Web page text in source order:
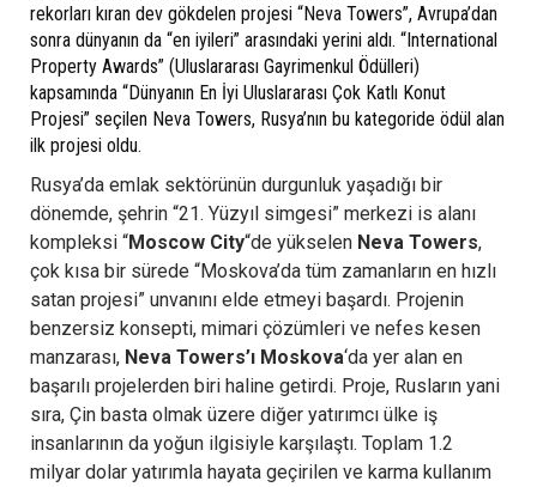
rekorları kıran dev gökdelen projesi “Neva Towers”, Avrupa’dan
sonra dünyanın da “en iyileri” arasındaki yerini aldı. “International
Property Awards” (Uluslararası Gayrimenkul Ödülleri)
kapsamında “Dünyanın En İyi Uluslararası Çok Katlı Konut
Projesi” seçilen Neva Towers, Rusya’nın bu kategoride ödül alan
ilk projesi oldu.
Rusya’da emlak sektörünün durgunluk yaşadığı bir
dönemde, şehrin “21. Yüzyıl simgesi” merkezi is alanı
kompleksi “Moscow City“de yükselen Neva Towers,
çok kısa bir sürede “Moskova’da tüm zamanların en hızlı
satan projesi” unvanını elde etmeyi başardı. Projenin
benzersiz konsepti, mimari çözümleri ve nefes kesen
manzarası, Neva Towers’ı Moskova‘da yer alan en
başarılı projelerden biri haline getirdi. Proje, Rusların yani
sıra, Çin basta olmak üzere diğer yatırımcı ülke iş
insanlarının da yoğun ilgisiyle karşılaştı. Toplam 1.2
milyar dolar yatırımla hayata geçirilen ve karma kullanım